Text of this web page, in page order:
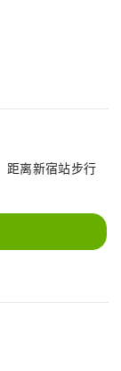
距离新宿站步行